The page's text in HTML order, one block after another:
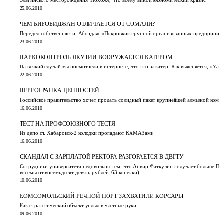
25.06.2010
ЧЕМ БИРОБИДЖАН ОТЛИЧАЕТСЯ ОТ СОМАЛИ?
Передел собственности: Абордаж «Покровки» группой организованных
23.06.2010
НАРКОКОНТРОЛЬ ЯКУТИИ ВООРУЖАЕТСЯ КАТЕРОМ
На всякий случай мы посмотрели в интернете, что это за катер. Как выясняется,
22.06.2010
ПЕРЕОГРАНКА ЦЕННОСТЕЙ
Российское правительство хочет продать солидный пакет крупнейшей алмазной
16.06.2010
ТЕСТ НА ПРОФСОЮЗНОГО ТЕСТЯ
Из депо ст. Хабаровск-2 колодки пропадают КАМАЗами
16.06.2010
СКАНДАЛ С ЗАРПЛАТОЙ РЕКТОРА РАЗГОРАЕТСЯ В ДВГТУ
Сотрудники университета недовольны тем, что Анвир Фаткулин получает
восемьсот восемьдесят девять рублей, 63 копейки)
10.06.2010
КОМСОМОЛЬСКИЙ РЕЧНОЙ ПОРТ ЗАХВАТИЛИ КОРСАРЫ
Как стратегический объект уплыл в частные руки
09.06.2010